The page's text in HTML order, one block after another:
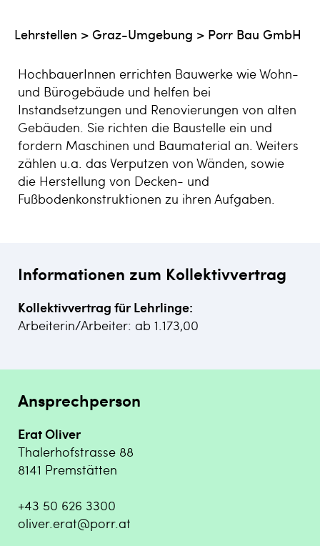
Lehrstellen > Graz-Umgebung > Porr Bau GmbH
HochbauerInnen errichten Bauwerke wie Wohn-
und Bürogebäude und helfen bei
Instandsetzungen und Renovierungen von alten
Gebäuden. Sie richten die Baustelle ein und
fordern Maschinen und Baumaterial an. Weiters
zählen u.a. das Verputzen von Wänden, sowie
die Herstellung von Decken- und
Fußbodenkonstruktionen zu ihren Aufgaben.
Informationen zum Kollektivvertrag
Kollektivvertrag für Lehrlinge:
Arbeiterin/Arbeiter: ab 1.173,00
Ansprechperson
Erat Oliver
Thalerhofstrasse 88
8141 Premstätten
+43 50 626 3300
oliver.erat@porr.at